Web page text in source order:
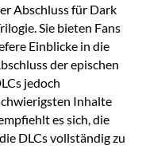
Abschluss für Dark
Sie bieten Fans
Einblicke in die
der epischen
jedoch
Inhalte
es sich, die
DLCs vollständig zu